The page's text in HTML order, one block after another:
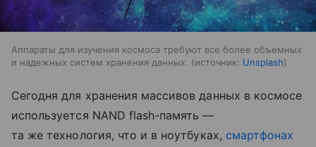
Аппараты для изучения космоса требуют все более объемных
и надежных систем хранения данных.
источник: Unsplash
Сегодня для хранения массивов данных в космосе
используется NAND flash-память —
та же технология, что и в ноутбуках, смартфонах